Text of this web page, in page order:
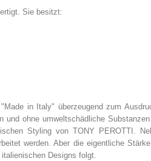
Sie besitzt:
in Italy" überzeugend zum
ohne umweltschädliche
Styling von TONY PEROTTI.
werden. Aber die eigentliche
Designs folgt.